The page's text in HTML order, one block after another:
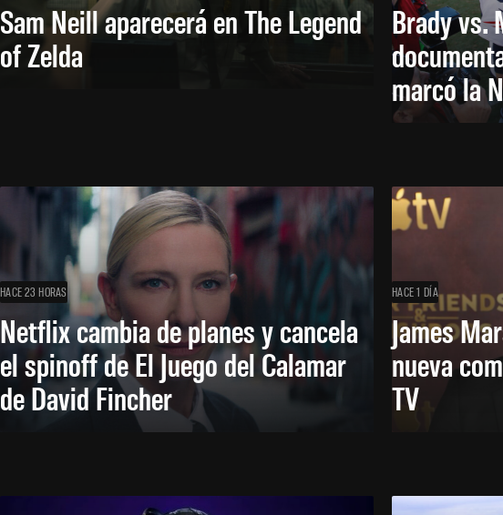
Sam Neill aparecerá en The Legend
of Zelda
Brady vs.
marcó la
HACE 23 HORAS
Netflix cambia de planes y cancela
el spinoff de El Juego del Calamar
de David Fincher
HACE 1 DÍA
James
nueva
TV